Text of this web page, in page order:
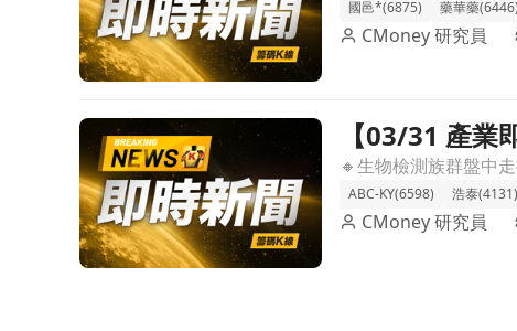
國邑*(6875)
藥華藥(6446)
CMoney 研究員
前往【03/31 產業即時新聞】生物檢測概念股盤中逆勢
【03/31 產業
光
ABC-KY(6598)
浩泰(4131)
CMoney 研究員